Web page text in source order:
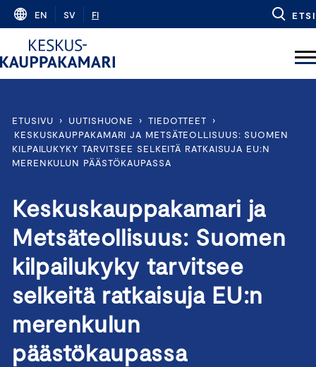
Skip
content
EN SV FI ETSI
ETUSIVU › UUTISHUONE › TIEDOTTEET
›
KESKUSKAUPPAKAMARI JA METSÄTEOLLISUUS: SUOMEN
KILPAILUKYKY TARVITSEE SELKEITÄ RATKAISUJA EU:N
MERENKULUN PÄÄSTÖKAUPASSA
Keskuskauppakamari ja
Metsäteollisuus: Suomen
kilpailukyky tarvitsee
selkeitä ratkaisuja EU:n
merenkulun
päästökaupassa